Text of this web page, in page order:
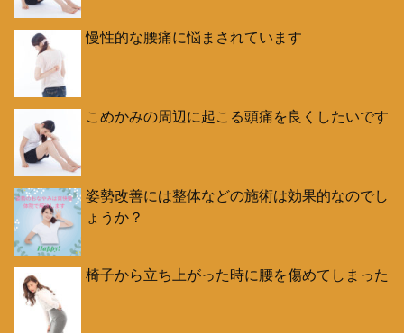
慢性的な腰痛に悩まされています
こめかみの周辺に起こる頭痛を良くしたいです
姿勢改善には整体などの施術は効果的なのでし
ょうか？
椅子から立ち上がった時に腰を傷めてしまった